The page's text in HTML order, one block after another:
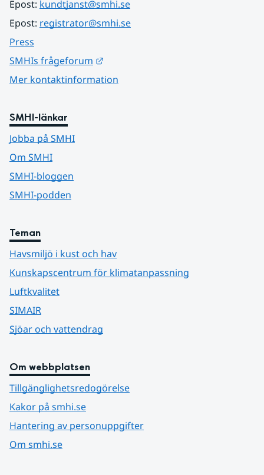
Epost: kundtjanst@smhi.se
Epost: registrator@smhi.se
Press
SMHIs frågeforum
Mer kontaktinformation
SMHI-länkar
Jobba på SMHI
Om SMHI
SMHI-bloggen
SMHI-podden
Teman
Havsmiljö i kust och hav
Kunskapscentrum för klimatanpassning
Luftkvalitet
SIMAIR
Sjöar och vattendrag
Om webbplatsen
Tillgänglighetsredogörelse
Kakor på smhi.se
Hantering av personuppgifter
Om smhi.se